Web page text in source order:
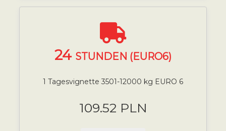
24 STUNDEN (EURO6)
1 Tagesvignette 3501-12000 kg EURO 6
109.52 PLN